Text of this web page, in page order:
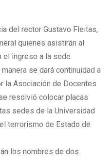
del rector Gustavo Fleitas,
quienes asistirán al
el ingreso a la sede
se dará continuidad a
la Asociación de Docentes
resolvió colocar placas
sedes de la Universidad
terrorismo de Estado de
los nombres de dos